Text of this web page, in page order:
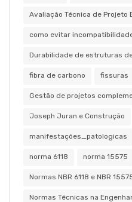
Avaliação Técnica de Projeto
como evitar
Durabilidade de estruturas
fibra de carbono fissuras
Gestão de projetos
Joseph Juran e Construção
manifestações_patologicas
norma 6118 norma 15575
Normas NBR 6118 e NBR
Normas Técnicas na